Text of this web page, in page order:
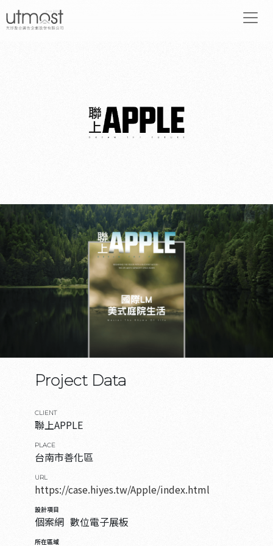
Project Data
CLIENT
聯上APPLE
PLACE
台南市善化區
URL
https://case.hiyes.tw/Apple/index.html
設計項目
個案網 數位電子展板
所在區域